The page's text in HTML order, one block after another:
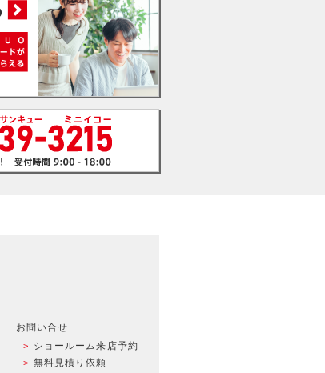
お問い合せ
ショールーム来店予約
無料見積り依頼